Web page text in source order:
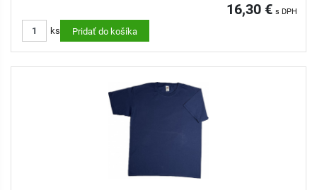
16,30 € s DPH
ks Pridať do košíka